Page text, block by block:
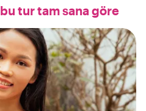
bu tur tam sana göre